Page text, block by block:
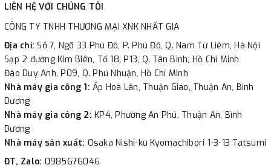
LIÊN HỆ VỚI CHÚNG TÔI
CÔNG TY TNHH THƯƠNG MẠI XNK NHẤT GIA
Địa chỉ:Số 7, Ngõ 33 Phú Đô, P. Phú Đô, Q. Nam Từ Liêm, Hà Nội
Sạp 2 đường Kim Biên, Tổ 18, P13, Q. Tân Bình, Hồ Chí Minh
Đào Duy Anh, P09, Q. Phú Nhuận, Hồ Chí Minh
Nhà máy gia công 1: Ấp Hoà Lân, Thuận Giao, Thuận An, Bình
Dương
Nhà máy gia công 2: KP4, Phường An Phú, Thuận An, Bình
Dương
Nhà máy sản xuất: Osaka Nishi-ku Kyomachibori 1-3-13 Tatsumi
ĐT, Zalo: 0985676046